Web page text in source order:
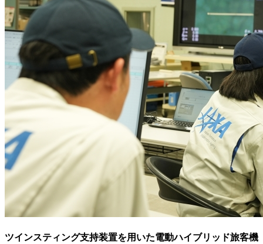
ツインスティング支持装置を用いた電動ハイブリッド旅客機